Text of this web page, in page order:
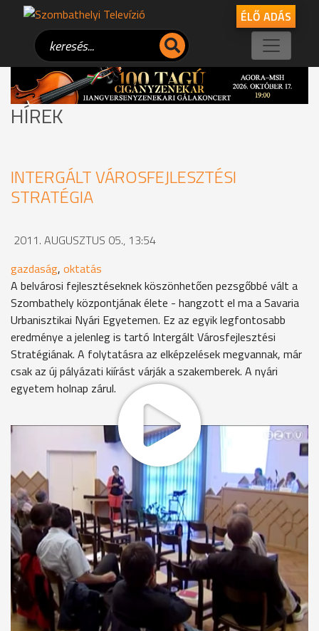
ÉLŐ ADÁS
HÍREK
INTERGÁLT VÁROSFEJLESZTÉSI
STRATÉGIA
2011. AUGUSZTUS 05., 13:54
gazdaság, oktatás
A belvárosi fejlesztéseknek köszönhetően pezsgőbbé vált a
Szombathely központjának élete - hangzott el ma a Savaria
Urbanisztikai Nyári Egyetemen. Ez az egyik legfontosabb
eredménye a jelenleg is tartó Intergált Városfejlesztési
Stratégiának. A folytatásra az elképzelések megvannak, már
csak az új pályázati kiírást várják a szakemberek. A nyári
egyetem holnap zárul.
Az Integrált Városfejlesztési Stratégia részeként
Szombathelyen egy évvel ezelőtt több, a Fő térhez
csatlakozó utcát is felújítottak: azonos útburkolatot, világító
oszlopokat és pihenő padokakat kaptak, több helyen pihenő
tereket alakítottak ki. Idén a mozi külső, valamint az árkádsor
felújítására is sor került, és nemrég az árkádban lévő üzletek
kialakításával is végeztek. Hátra van még a Kőszegi utcában,
illetve a Kossuth Lajos utcában a kiválasztott házak
felújítása. A 1,5 milliárd forintos beruházásra a Nyugat-
dunántúli Operatív Program keretében 900 millió forintos
támogatást nyert el a város. Szakemberek szerint a belvárosi
felújításoknak már érezhető eredményei vannak.